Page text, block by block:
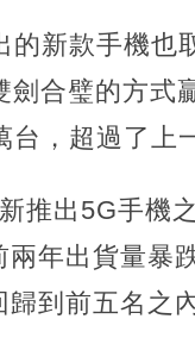
新款手機也
合璧的方式
，超過了上
推出5G手機
年出貨量暴
到前五名之內